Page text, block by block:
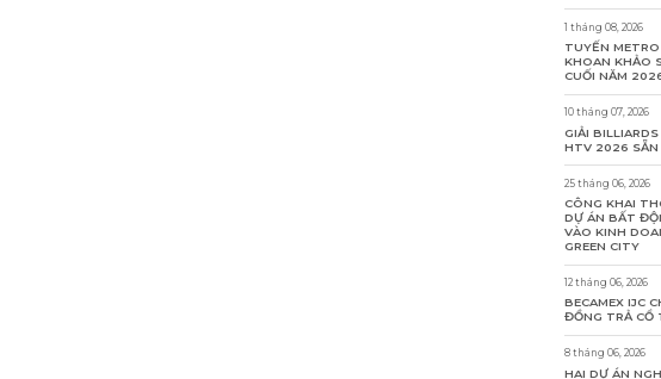
1 tháng 08, 2026
TUYẾN
KHOAN KHẢO
CUỐI NĂM
10 tháng 07, 2026
GIẢI
HTV 2026 SẴN
25 tháng 06, 2026
CÔNG KHAI
DỰ ÁN BẤT
VÀO KINH
GREEN CITY
12 tháng 06, 2026
BECAMEX IJC
ĐỒNG TRẢ CỔ
8 tháng 06, 2026
HAI DỰ ÁN